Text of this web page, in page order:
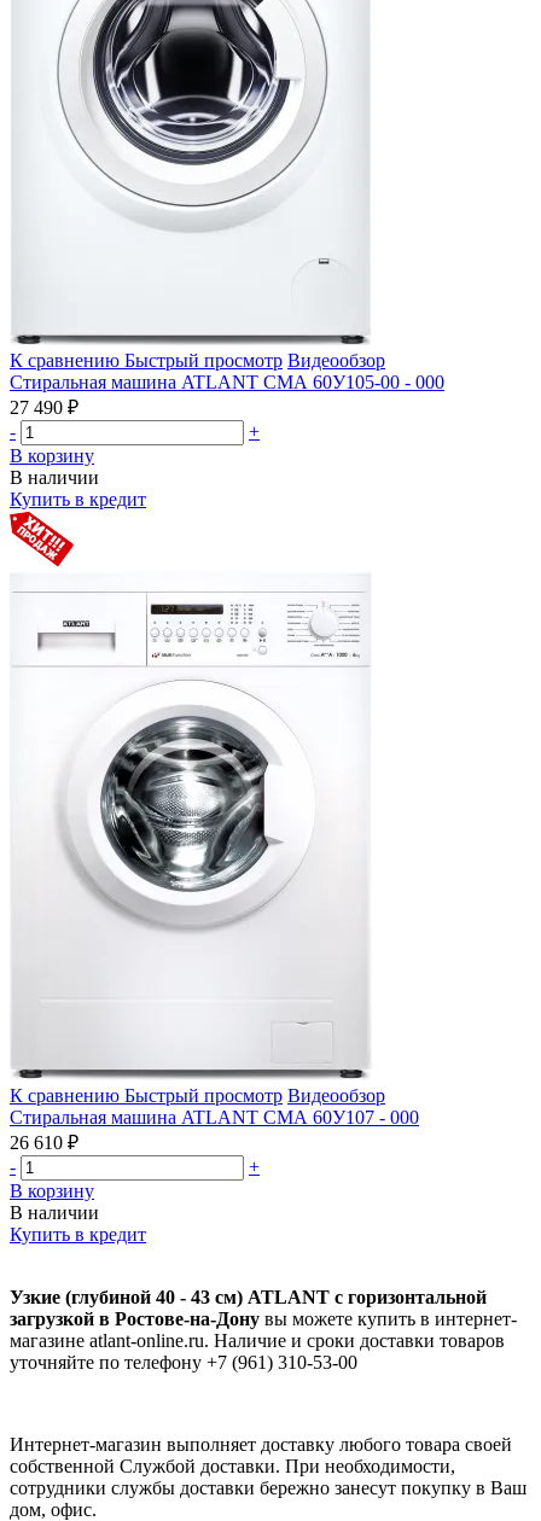
К сравнению Быстрый просмотр Видеообзор
Стиральная машина ATLANT СМА 60У105-00 - 000
27 490 ₽
-
+
В корзину
В наличии
Купить в кредит
К сравнению Быстрый просмотр Видеообзор
Стиральная машина ATLANT СМА 60У107 - 000
26 610 ₽
-
+
В корзину
В наличии
Купить в кредит
Узкие (глубиной 40 - 43 см) ATLANT с горизонтальной
загрузкой в Ростове-на-Дону вы можете купить в интернет-
магазине atlant-online.ru. Наличие и сроки доставки товаров
уточняйте по телефону +7 (961) 310-53-00
Интернет-магазин выполняет доставку любого товара своей
собственной Службой доставки. При необходимости,
сотрудники службы доставки бережно занесут покупку в Ваш
дом, офис.